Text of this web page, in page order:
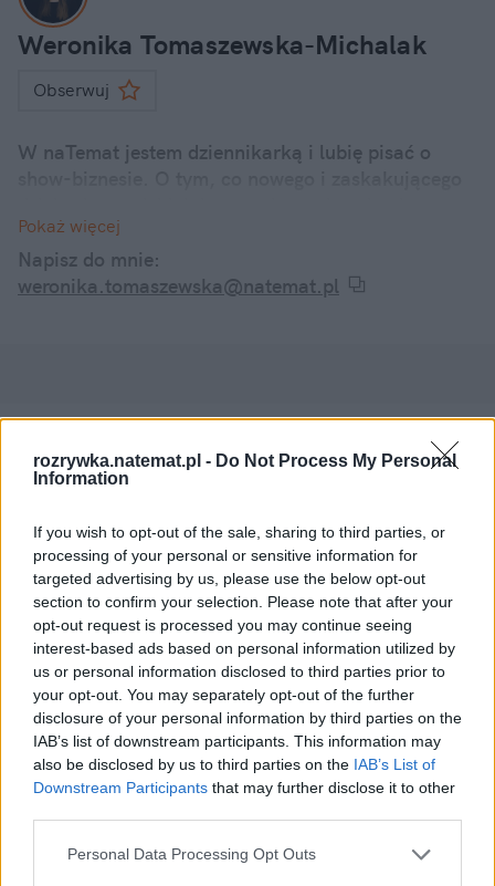
rozrywka.natemat.pl - Do Not Process My Personal
Information
If you wish to opt-out of the sale, sharing to third parties, or
processing of your personal or sensitive information for
targeted advertising by us, please use the below opt-out
section to confirm your selection. Please note that after your
opt-out request is processed you may continue seeing
interest-based ads based on personal information utilized by
us or personal information disclosed to third parties prior to
your opt-out. You may separately opt-out of the further
disclosure of your personal information by third parties on the
IAB’s list of downstream participants. This information may
also be disclosed by us to third parties on the IAB’s List of
Downstream Participants that may further disclose it to other
Personal Data Processing Opt Outs
Weronika Tomaszewska-Michalak
Obserwuj
W naTemat jestem dziennikarką i lubię pisać o
Internetowe dramy, kontrowersyjne wypowiedzi, a
także ciekawostki z życia codziennego znanych
twarzy – śledzę je wszystkie i informuję o nich w
Pokaż więcej
Napisz do mnie:
weronika.tomaszewska@natemat.pl
Czytaj więcej
Siemens EQ600 iAroma. Jeden
ekspres, wiele sposobów na idealną
kawę